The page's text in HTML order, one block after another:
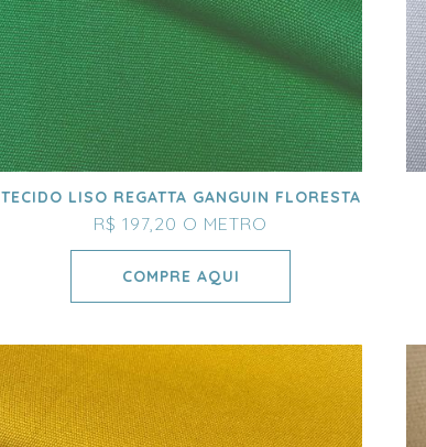
TECIDO LISO REGATTA GANGUIN FLORESTA
R$ 197,20 O METRO
COMPRE AQUI